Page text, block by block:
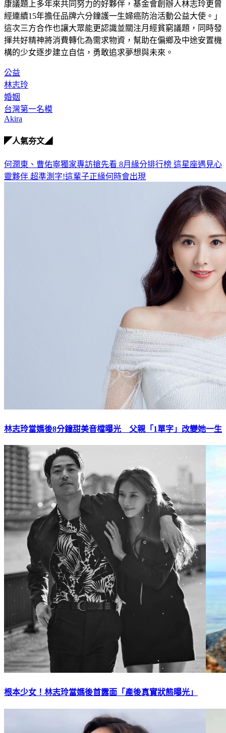
康議題上多年來共同努力的好夥伴，基金會創辦人林志玲更曾
經連續15年擔任品牌六分鐘護一生婦癌防治活動公益大使。」
這次三方合作也讓大眾能更認識並關注月經貧窮議題，同時發
揮共好精神將消費轉化為需求物資，幫助在偏鄉及中途安置機
構的少女逐步建立自信，勇敢追求夢想與未來。
公益
林志玲
婚姻
台灣第一名模
Akira
◤人氣夯文◢
何潤東、曹佑寧獨家專訪搶先看 8月緣分排行榜 這星座遇見心
靈夥伴 超準測字!這輩子正緣何時會出現
林志玲當媽後8分鐘甜美音檔曝光 父親「1單字」改變她一生
根本少女！林志玲當媽後首露面「產後真實狀態曝光」